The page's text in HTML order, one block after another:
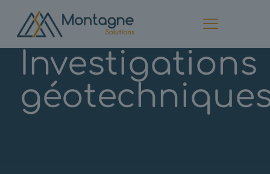
Investigations